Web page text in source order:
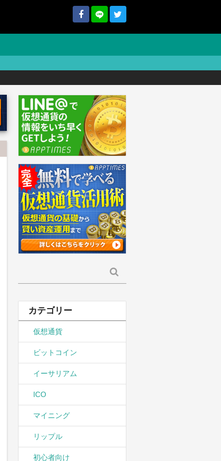
索:
カテゴリー
仮想通貨
ビットコイン
イーサリアム
ICO
マイニング
リップル
初心者向け